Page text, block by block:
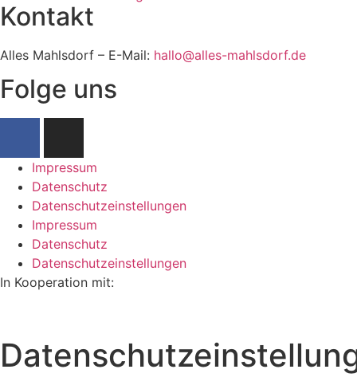
Kontakt
Alles Mahlsdorf – E-Mail: hallo@alles-mahlsdorf.de
Folge uns
Impressum
Datenschutz
Datenschutzeinstellungen
Impressum
Datenschutz
Datenschutzeinstellungen
In Kooperation mit: